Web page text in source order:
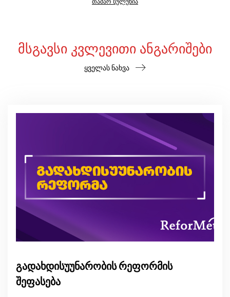
ᲛᲡᲒᲐᲕᲡᲘ ᲙᲕᲚᲔᲕᲘᲗᲘ ᲐᲜᲒᲐᲠᲘᲨᲔᲑᲘ
ყველას ნახვა
გადახდისუუნარობის რეფორმის
შეფასება